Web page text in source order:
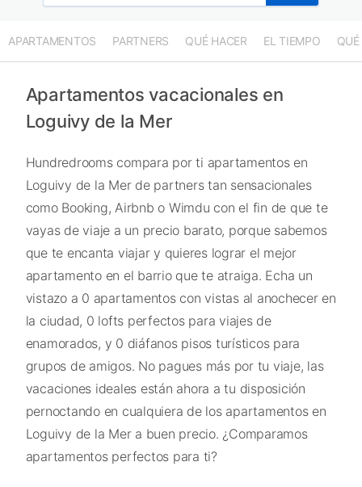
APARTAMENTOS PARTNERS QUÉ HACER EL TIEMPO QUÉ
Apartamentos vacacionales en
Loguivy de la Mer
Hundredrooms compara por ti apartamentos en
Loguivy de la Mer de partners tan sensacionales
como Booking, Airbnb o Wimdu con el fin de que te
vayas de viaje a un precio barato, porque sabemos
que te encanta viajar y quieres lograr el mejor
apartamento en el barrio que te atraiga. Echa un
vistazo a 0 apartamentos con vistas al anochecer en
la ciudad, 0 lofts perfectos para viajes de
enamorados, y 0 diáfanos pisos turísticos para
grupos de amigos. No pagues más por tu viaje, las
vacaciones ideales están ahora a tu disposición
pernoctando en cualquiera de los apartamentos en
Loguivy de la Mer a buen precio. ¿Comparamos
apartamentos perfectos para ti?